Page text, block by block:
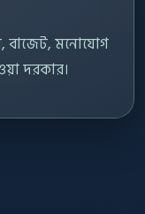
বাজেট, মনোযোগ
দরকার।